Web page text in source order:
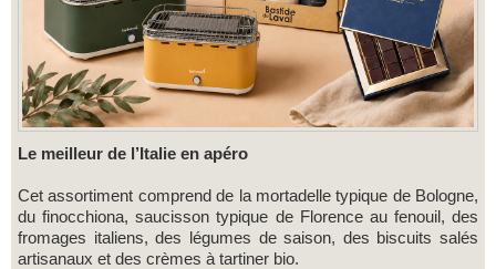
Le meilleur de l’Italie en apéro
Cet assortiment comprend de la mortadelle typique de Bologne,
du finocchiona, saucisson typique de Florence au fenouil, des
fromages italiens, des légumes de saison, des biscuits salés
artisanaux et des crèmes à tartiner bio.